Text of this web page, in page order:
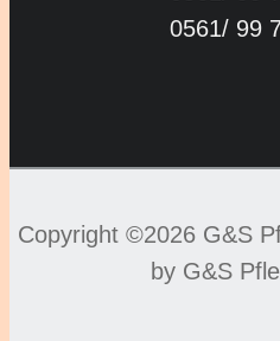
0561/ 99
Copyright ©2026 G&S
by G&S